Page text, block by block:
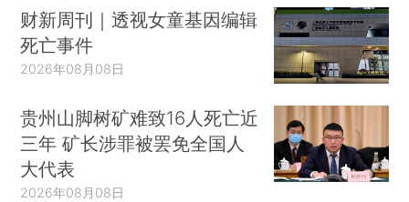
财新周刊｜透视女童基因编辑
死亡事件
2026年08月08日
贵州山脚树矿难致16人死亡近
三年 矿长涉罪被罢免全国人
大代表
2026年08月08日